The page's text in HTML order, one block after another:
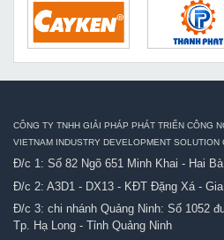
CÔNG TY TNHH GIẢI PHÁP PHÁT TRIỂN CÔNG
VIETNAM INDUSTRY DEVELOPMENT SOLUTION
Đ/c 1: Số 82 Ngõ 651 Minh Khai - Hai
Đ/c 2: A3D1 - DX13 - KĐT Đặng Xá -
Đ/c 3: chi nhánh Quảng Ninh: Số 1052
Tp. Hạ Long - Tỉnh Quảng Ninh